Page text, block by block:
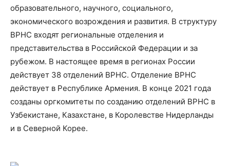
образовательного, научного, социального,
экономического возрождения и развития. В структуру
ВРНС входят региональные отделения и
представительства в Российской Федерации и за
рубежом. В настоящее время в регионах России
действует 38 отделений ВРНС. Отделение ВРНС
действует в Республике Армения. В конце 2021 года
созданы оргкомитеты по созданию отделений ВРНС в
Узбекистане, Казахстане, в Королевстве Нидерланды
и в Северной Корее.